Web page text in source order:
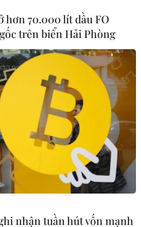
Seminara thực hiện trên sân khấu
mang tên Iconic – Biểu tượng. (Ảnh:
chơi với màu nhuộm để tạo nên
hơn 70.000 lít dầu FO
trên biển Hải Phòng
nhận tuần hút vốn mạnh